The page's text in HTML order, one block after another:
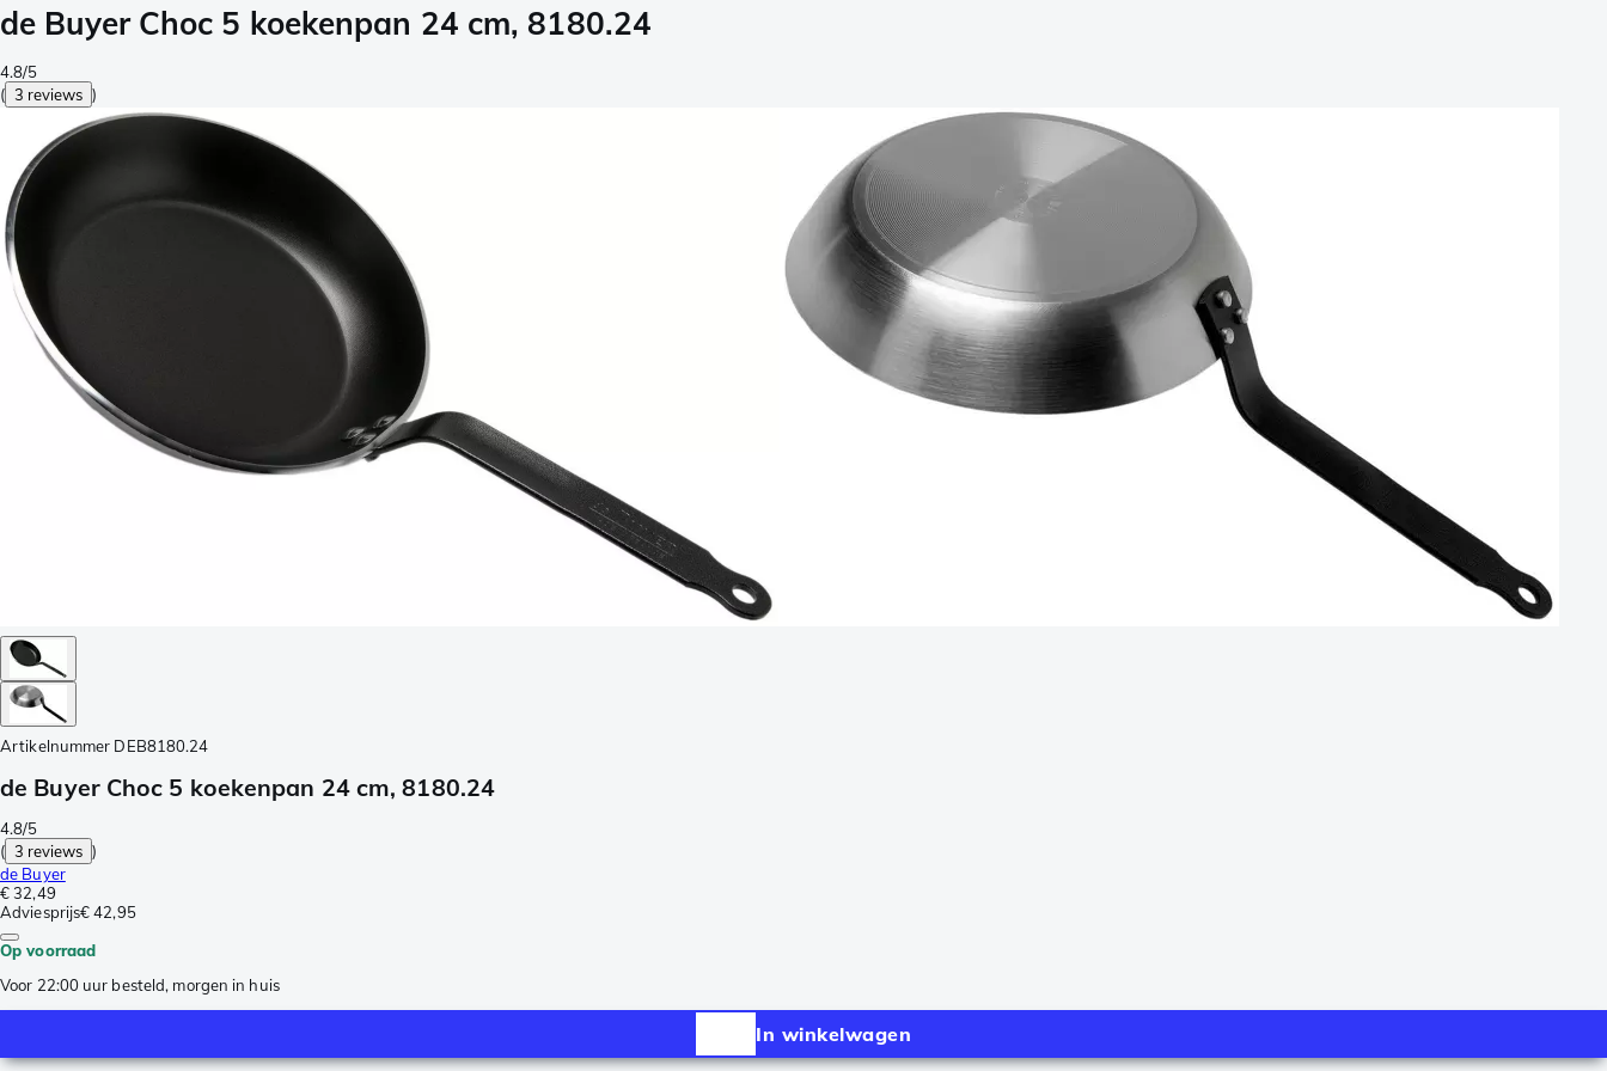
de Buyer Choc 5 koekenpan 24 cm, 8180.24
4.8/5
( 3 reviews )
Artikelnummer DEB8180.24
de Buyer Choc 5 koekenpan 24 cm, 8180.24
4.8/5
( 3 reviews )
de Buyer
€ 32,49
Adviesprijs€ 42,95
Op voorraad
Voor 22:00 uur besteld, morgen in huis
In winkelwagen